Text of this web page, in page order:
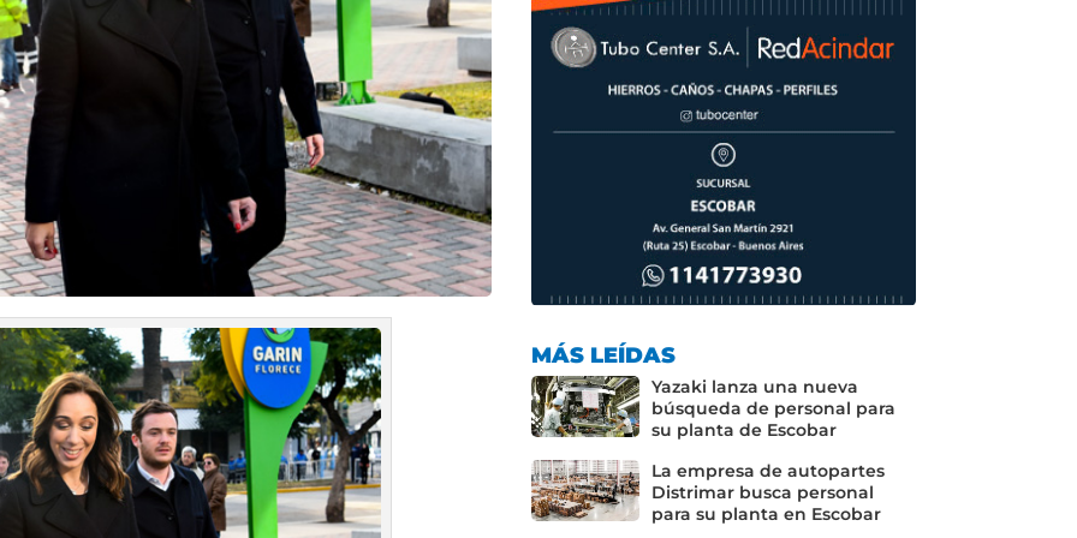
MÁS LEÍDAS
Yazaki lanza una nueva
búsqueda de personal para
su planta de Escobar
La empresa de autopartes
Distrimar busca personal
para su planta en Escobar